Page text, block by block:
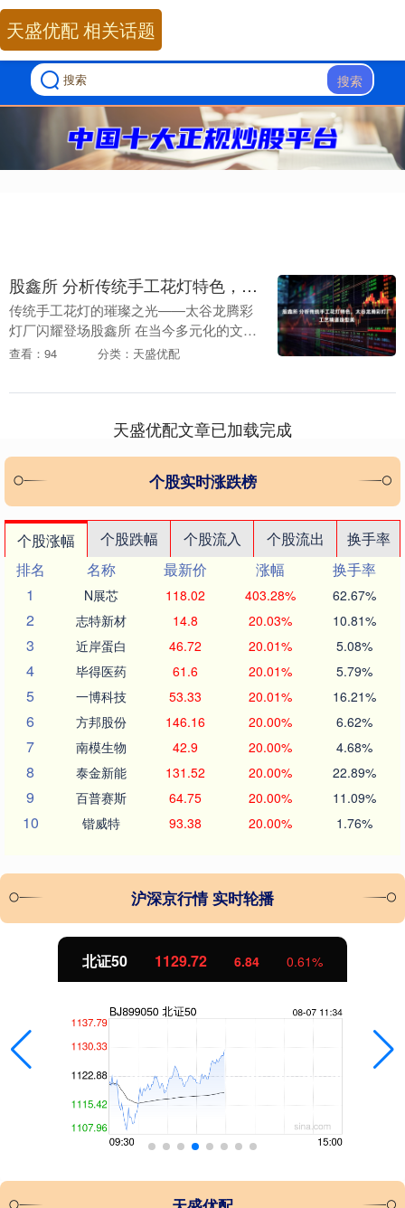
搜索
天盛优配 相关话题
股鑫所 分析传统手工花灯特色，太谷龙腾彩灯厂工艺精湛造型美
传统手工花灯的璀璨之光——太谷龙腾彩
灯厂闪耀登场股鑫所 在当今多元化的文化
市场中，传统手工花灯以其独特的魅力占
者，更是传统文....
查看：94 分类：天盛优配
天盛优配文章已加载完成
个股实时涨跌榜
个股涨幅 个股跌幅 个股流入 个股流出
换手率
排名
名称 最新价 涨幅
换手率
1
N展芯 118.02 403.28% 62.67%
2 志特新材 14.8 20.03% 10.81%
3 近岸蛋白 46.72 20.01% 5.08%
4 毕得医药 61.6 20.01% 5.79%
5 一博科技 53.33 20.01% 16.21%
6 方邦股份 146.16 20.00% 6.62%
7 南模生物 42.9 20.00% 4.68%
8 泰金新能 131.52 20.00% 22.89%
9 百普赛斯 64.75 20.00% 11.09%
10 锴威特 93.38 20.00% 1.76%
沪深京行情 实时轮播
北证50 1129.72 6.84 0.61%